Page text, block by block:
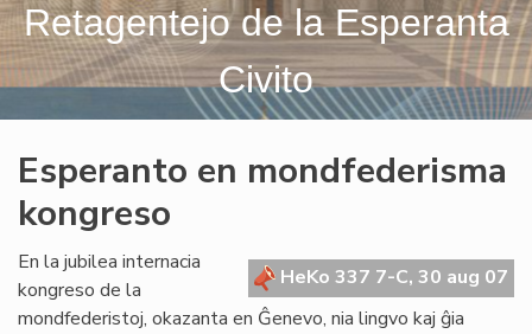
Retagentejo de la Esperanta
Civito
Esperanto en mondfederisma
kongreso
HeKo 337 7-C, 30 aug 07
En la jubilea internacia
kongreso de la
mondfederistoj, okazanta en Ĝenevo, nia lingvo kaj ĝia